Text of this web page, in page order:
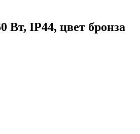
Вт, IP44, цвет бронза